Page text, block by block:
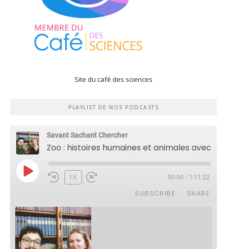
Site du café des sciences
PLAYLIST DE NOS PODCASTS
Savant Sachant Chercher
PLAY
EPISODE
1X 00:00 / 1:11:22
SUBSCRIBE SHARE